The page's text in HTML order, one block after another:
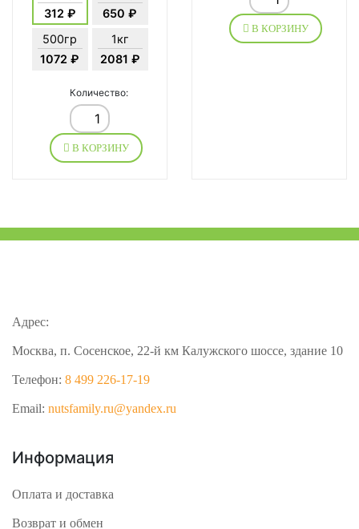
312 ₽
650 ₽
500гр
1072 ₽
1кг
2081 ₽
Количество:
В КОРЗИНУ
В КОРЗИНУ
Адрес:
Москва, п. Сосенское, 22-й км Калужского шоссе, здание 10
Телефон: 8 499 226-17-19
Email: nutsfamily.ru@yandex.ru
Информация
Оплата и доставка
Возврат и обмен